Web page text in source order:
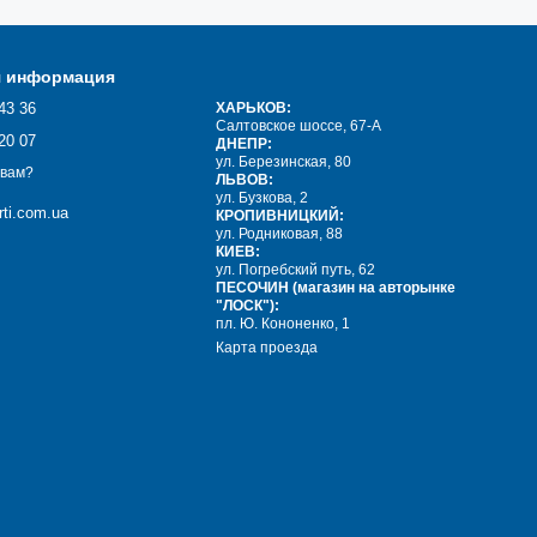
маслобензостойкие уплостнители и так далее;
заданий и уплотнитель резиновый Р-образный, который
легко крепится при помощи нижней планки; Б, Е, D, T -
и соединений, а также предотвращает попадание грязи и
подробная классификация данной продукции. Основными
такие шнуры:
информация
36
07
ХАРЬКОВ:
Салтовское шоссе, 67-А
ДНЕПР:
ул. Березинская, 80
ЛЬВОВ:
ул. Бузкова, 2
КРОПИВНИЦКИЙ:
ул. Родниковая, 88
КИЕВ:
ул. Погребский путь, 62
ПЕСОЧИН (магазин на авторынке
"ЛОСК"):
пл. Ю. Кононенко, 1
Карта проезда